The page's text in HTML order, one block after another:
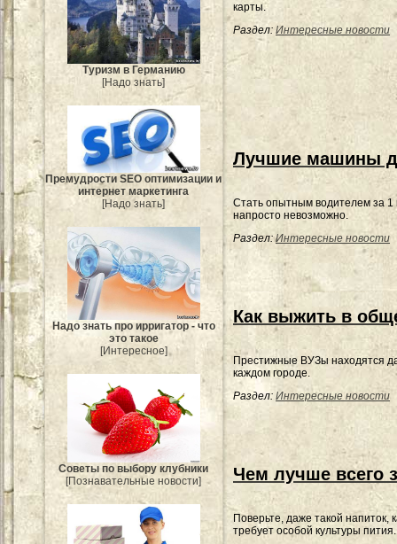
Туризм в Германию
[Надо знать]
Премудрости SEO оптимизации и
интернет маркетинга
[Надо знать]
Надо знать про ирригатор - что
это такое
[Интересное]
Советы по выбору клубники
[Познавательные новости]
карты.
Раздел: Интересные новости
Лучшие машины
Стать опытным водителем за 1
напросто невозможно.
Раздел: Интересные новости
Как выжить в
Престижные ВУЗы находятся
каждом городе.
Раздел: Интересные новости
Чем лучше всего
Поверьте, даже такой напиток,
требует особой культуры пития.